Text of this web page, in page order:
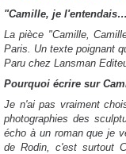
"Camille, je
La pièce "Camille,
Paris. Un texte poignant
Paru chez Lansman
Pourquoi écrire sur
Je n'ai pas vraiment
photographies des
écho à un roman que je
de Rodin, c'est surtout